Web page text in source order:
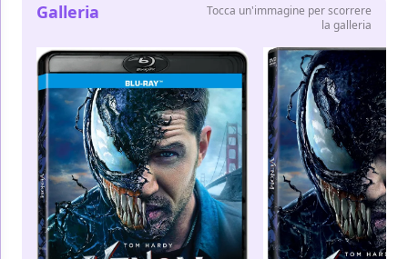
Galleria
Tocca un'immagine per scorrere
la galleria